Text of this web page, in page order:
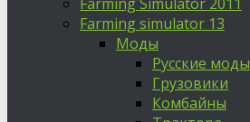
Farming simulator 13
Моды
Русские моды
Грузовики
Комбайны